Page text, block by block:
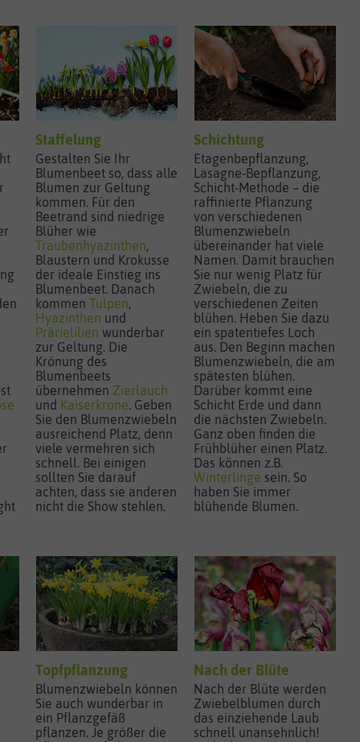
Staffelung
Gestalten Sie Ihr
Blumenbeet so, dass alle
Blumen zur Geltung
kommen. Für den
Beetrand sind niedrige
Blüher wie
Traubenhyazinthen,
Blaustern und Krokusse
der ideale Einstieg ins
Blumenbeet. Danach
kommen Tulpen,
Hyazinthen und
Prärielilien wunderbar
zur Geltung. Die
Krönung des
Blumenbeets
übernehmen Zierlauch
und Kaiserkrone. Geben
Sie den Blumenzwiebeln
ausreichend Platz, denn
viele vermehren sich
schnell. Bei einigen
sollten Sie darauf
achten, dass sie anderen
nicht die Show stehlen.
Schichtung
Etagenbepflanzung,
Lasagne-Bepflanzung,
Schicht-Methode – die
raffinierte Pflanzung
von verschiedenen
Blumenzwiebeln
übereinander hat viele
Namen. Damit brauchen
Sie nur wenig Platz für
Zwiebeln, die zu
verschiedenen Zeiten
blühen. Heben Sie dazu
ein spatentiefes Loch
aus. Den Beginn machen
Blumenzwiebeln, die am
spätesten blühen.
Darüber kommt eine
Schicht Erde und dann
die nächsten Zwiebeln.
Ganz oben finden die
Frühblüher einen Platz.
Das können z.B.
Winterlinge sein. So
haben Sie immer
blühende Blumen.
Topfpflanzung
Blumenzwiebeln können
Sie auch wunderbar in
ein Pflanzgefäß
pflanzen. Je größer die
Nach der Blüte
Nach der Blüte werden
Zwiebelblumen durch
das einziehende Laub
schnell unansehnlich!